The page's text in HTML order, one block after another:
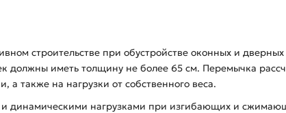
строительстве при обустройстве оконных и
иметь толщину не более 65 см. Перемычка
также на нагрузки от собственного веса.
динамическими нагрузками при изгибающих и